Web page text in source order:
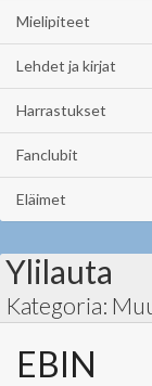
Mielipiteet
Lehdet ja kirjat
Harrastukset
Fanclubit
Eläimet
Ylilauta
Kategoria:
EBIN